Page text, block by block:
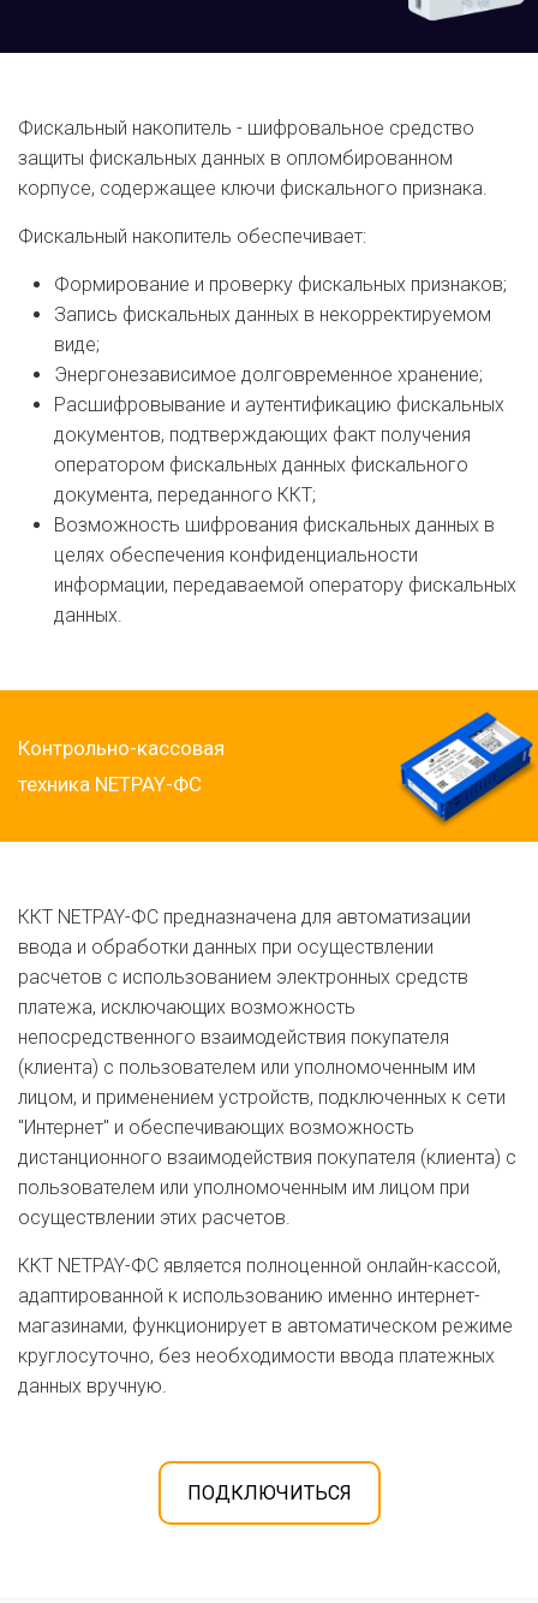
Фискальный накопитель - шифровальное средство
защиты фискальных данных в опломбированном
корпусе, содержащее ключи фискального признака.
Фискальный накопитель обеспечивает:
Формирование и проверку фискальных признаков;
Запись фискальных данных в некорректируемом
виде;
Энергонезависимое долговременное хранение;
Расшифровывание и аутентификацию фискальных
документов, подтверждающих факт получения
оператором фискальных данных фискального
документа, переданного ККТ;
Возможность шифрования фискальных данных в
целях обеспечения конфиденциальности
информации, передаваемой оператору фискальных
данных.
Контрольно-кассовая
техника NETPAY-ФС
ККТ NETPAY-ФС предназначена для автоматизации
ввода и обработки данных при осуществлении
расчетов с использованием электронных средств
платежа, исключающих возможность
непосредственного взаимодействия покупателя
(клиента) с пользователем или уполномоченным им
лицом, и применением устройств, подключенных к сети
"Интернет" и обеспечивающих возможность
дистанционного взаимодействия покупателя (клиента) с
пользователем или уполномоченным им лицом при
осуществлении этих расчетов.
ККТ NETPAY-ФС является полноценной онлайн-кассой,
адаптированной к использованию именно интернет-
магазинами, функционирует в автоматическом режиме
круглосуточно, без необходимости ввода платежных
данных вручную.
ПОДКЛЮЧИТЬСЯ